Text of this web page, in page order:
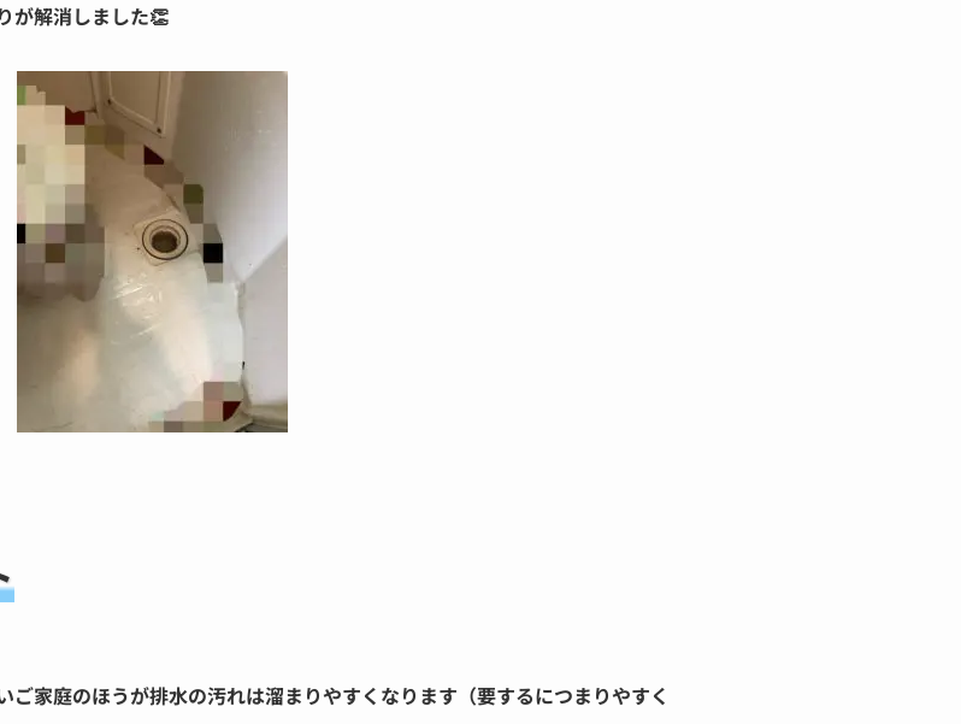
が解消しました👏
家庭のほうが排水の汚れは溜まりやすくなります（要するにつまりやすく